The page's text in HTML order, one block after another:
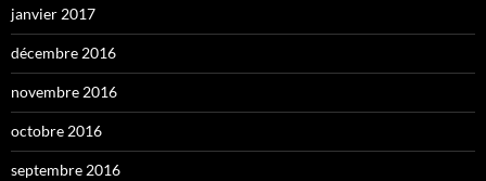
janvier 2017
décembre 2016
novembre 2016
octobre 2016
septembre 2016